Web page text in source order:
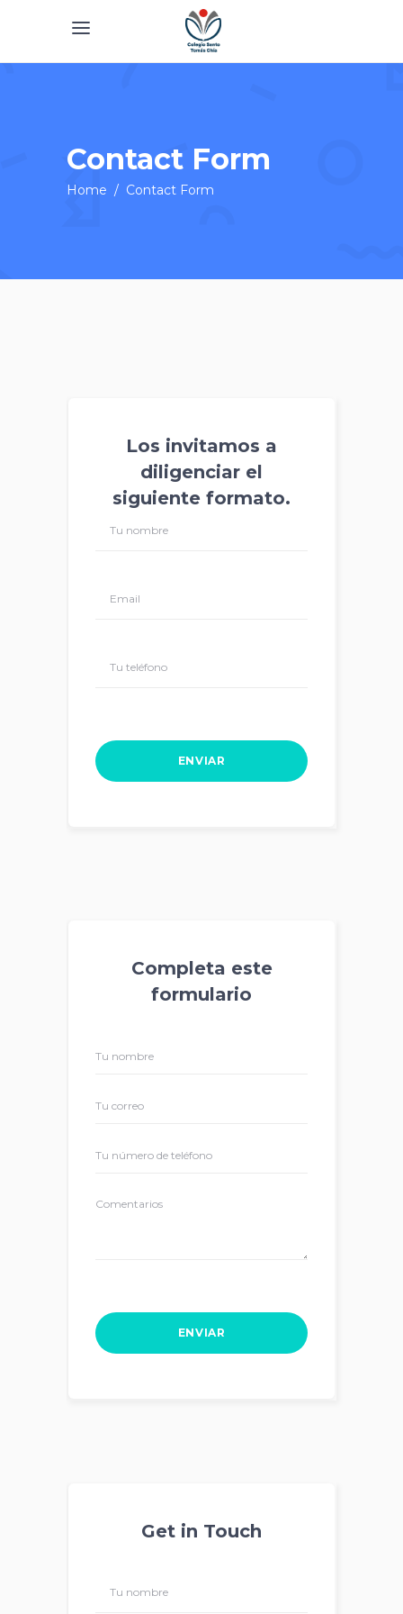
Contact Form
Home / Contact Form
Los invitamos a
diligenciar el
siguiente formato.
Completa este
formulario
Get in Touch